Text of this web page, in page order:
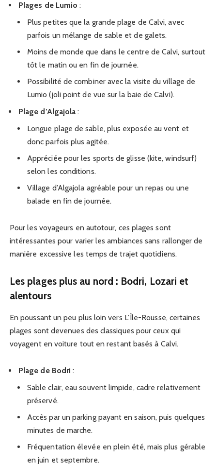
Plages de Lumio :
Plus petites que la grande plage de Calvi, avec
parfois un mélange de sable et de galets.
Moins de monde que dans le centre de Calvi, surtout
tôt le matin ou en fin de journée.
Possibilité de combiner avec la visite du village de
Lumio (joli point de vue sur la baie de Calvi).
Plage d’Algajola :
Longue plage de sable, plus exposée au vent et
donc parfois plus agitée.
Appréciée pour les sports de glisse (kite, windsurf)
selon les conditions.
Village d’Algajola agréable pour un repas ou une
balade en fin de journée.
Pour les voyageurs en autotour, ces plages sont
intéressantes pour varier les ambiances sans rallonger de
manière excessive les temps de trajet quotidiens.
Les plages plus au nord : Bodri, Lozari et
alentours
En poussant un peu plus loin vers L’Île-Rousse, certaines
plages sont devenues des classiques pour ceux qui
voyagent en voiture tout en restant basés à Calvi.
Plage de Bodri :
Sable clair, eau souvent limpide, cadre relativement
préservé.
Accès par un parking payant en saison, puis quelques
minutes de marche.
Fréquentation élevée en plein été, mais plus gérable
en juin et septembre.